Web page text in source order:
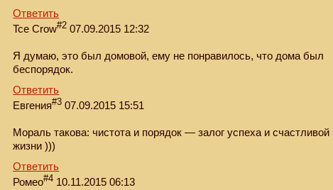
Ответить
Tce Crow#2 07.09.2015 12:32
Я думаю, это был домовой, ему не понравилось, что дома был
беспорядок.
Ответить
Евгения#3 07.09.2015 15:51
Мораль такова: чистота и порядок — залог успеха и счастливой
жизни )))
Ответить
Ромео#4 10.11.2015 06:13